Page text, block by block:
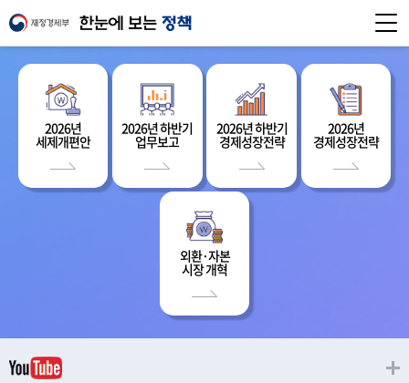
2026년
세제개편안
2026년 하반기
업무보고
2026년 하반기
경제성장전략
2026년
경제성장전략
외환·자본
시장 개혁